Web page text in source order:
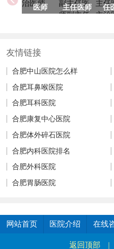
医师
主任医师
任
友情链接
合肥中山医院怎么样
合肥耳鼻喉医院
合肥耳科医院
合肥康复中心医院
合肥体外碎石医院
合肥内科医院排名
合肥外科医院
合肥胃肠医院
网站首页 医院介绍 在线
返回顶部 |